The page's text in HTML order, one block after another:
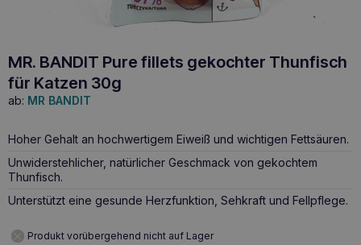
MR. BANDIT Pure fillets gekochter Thunfisch
für Katzen 30g
ab: MR BANDIT
Hoher Gehalt an hochwertigem Eiweiß und wichtigen Fettsäuren.
Unwiderstehlicher, natürlicher Geschmack von gekochtem
Thunfisch.
Unterstützt eine gesunde Herzfunktion, Sehkraft und Fellpflege.
Produkt vorübergehend nicht auf Lager